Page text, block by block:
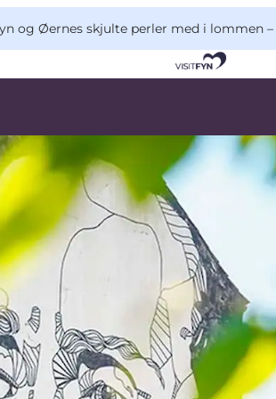
og Øernes skjulte perler med i lommen –